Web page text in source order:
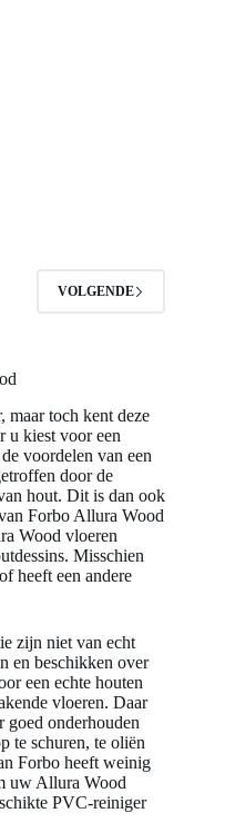
VOLGENDE
maar toch kent deze
u kiest voor een
voordelen van een
door de
hout. Dit is dan ook
Forbo Allura Wood
Wood vloeren
Misschien
heeft een andere
zijn niet van echt
en beschikken over
een echte houten
vloeren. Daar
goed onderhouden
te schuren, te oliën
Forbo heeft weinig
uw Allura Wood
PVC-reiniger